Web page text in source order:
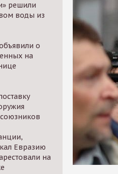
решили
воды из
о
на
Евразию
на